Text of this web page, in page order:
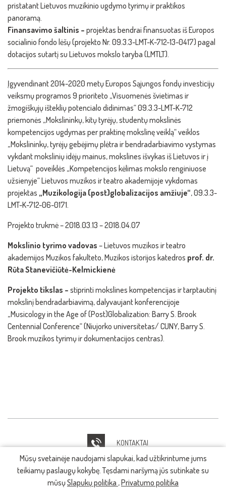
Mūsų svetainėje naudojami slapukai, kad užtikrintume jums
teikiamų paslaugų kokybę. Tęsdami naršymą jūs sutinkate su
mūsųSlapukų politika ,Privatumo politika
pristatant Lietuvos muzikinio ugdymo tyrimų ir praktikos
panoramą.
Finansavimo šaltinis – projektas bendrai finansuotas iš Europos
socialinio fondo lėšų (projekto Nr. 09.3.3-LMT-K-712-13-0417) pagal
dotacijos sutartį su Lietuvos mokslo taryba (LMTLT).
Įgyvendinant 2014-2020 metų Europos Sąjungos fondų investicijų
veiksmų programos 9 prioriteto „Visuomenės švietimas ir
žmogiškųjų išteklių potencialo didinimas“ 09.3.3-LMT-K-712
priemonės „Mokslininkų, kitų tyrėjų, studentų mokslinės
kompetencijos ugdymas per praktinę mokslinę veiklą“ veiklos
„Mokslininkų, tyrėjų gebėjimų plėtra ir bendradarbiavimo vystymas
vykdant mokslinių idėjų mainus, mokslines išvykas iš Lietuvos ir į
Lietuvą“ poveiklės „Kompetencijos kėlimas mokslo renginiuose
užsienyje“ Lietuvos muzikos ir teatro akademijoje vykdomas
projektas „Muzikologija (post)globalizacijos amžiuje“, 09.3.3-
LMT-K-712-06-0171.
Projekto trukmė – 2018.03.13 – 2018.04.07
Mokslinio tyrimo vadovas – Lietuvos muzikos ir teatro
akademijos Muzikos fakulteto, Muzikos istorijos katedros prof. dr.
Rūta Stanevičiūtė-Kelmickienė
Projekto tikslas – stiprinti mokslines kompetencijas ir tarptautinį
mokslinį bendradarbiavimą, dalyvaujant konferencijoje
„Musicology in the Age of (Post)Globalization: Barry S. Brook
Centennial Conference“ (Niujorko universitetas/ CUNY, Barry S.
Brook muzikos tyrimų ir dokumentacijos centras).
KONTAKTAI
IT PAGALBA